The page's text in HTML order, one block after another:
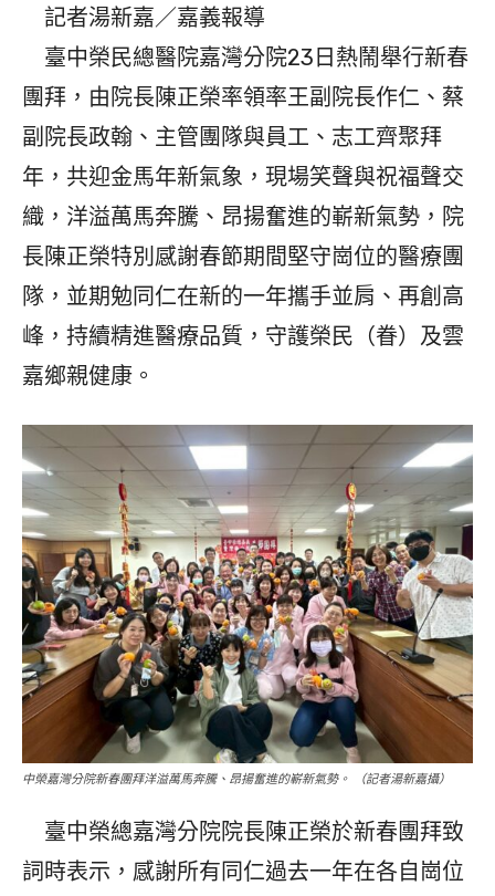
記者湯新嘉／嘉義報導
臺中榮民總醫院嘉灣分院23日熱鬧舉行新春
團拜，由院長陳正榮率領率王副院長作仁、蔡
副院長政翰、主管團隊與員工、志工齊聚拜
年，共迎金馬年新氣象，現場笑聲與祝福聲交
織，洋溢萬馬奔騰、昂揚奮進的嶄新氣勢，院
長陳正榮特別感謝春節期間堅守崗位的醫療團
隊，並期勉同仁在新的一年攜手並肩、再創高
峰，持續精進醫療品質，守護榮民（眷）及雲
嘉鄉親健康。
中榮嘉灣分院新春團拜洋溢萬馬奔騰、昂揚奮進的嶄新氣勢。 （記者湯新嘉攝）
臺中榮總嘉灣分院院長陳正榮於新春團拜致
詞時表示，感謝所有同仁過去一年在各自崗位